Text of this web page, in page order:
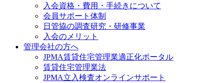
入会資格・費用・手続きについて
会員サポート体制
日管協の調査研究・研修事業
入会のメリット
管理会社の方へ
JPMA賃貸住宅管理業適正化ポータル
賃貸住宅管理業法
JPMA立入検査オンラインサポート